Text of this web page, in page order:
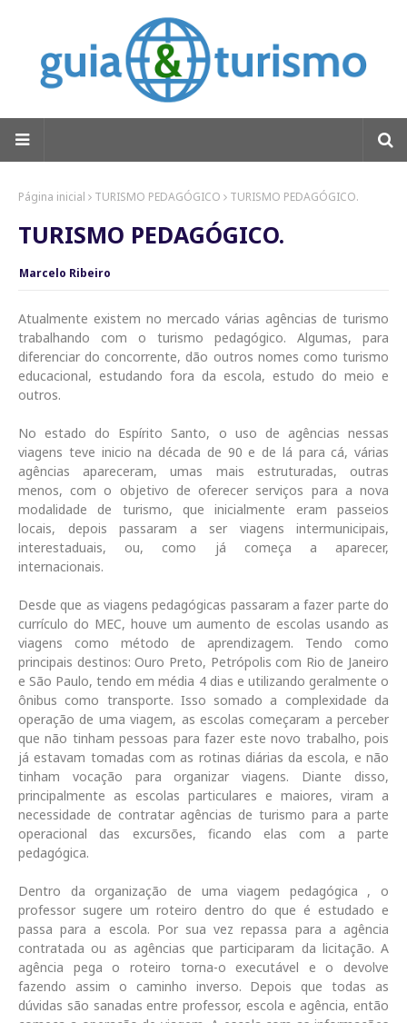
Página inicial TURISMO PEDAGÓGICO TURISMO PEDAGÓGICO.
TURISMO PEDAGÓGICO.
Marcelo Ribeiro
Atualmente existem no mercado várias agências de turismo
trabalhando com o turismo pedagógico. Algumas, para
diferenciar do concorrente, dão outros nomes como turismo
educacional, estudando fora da escola, estudo do meio e
outros.
No estado do Espírito Santo, o uso de agências nessas
viagens teve inicio na década de 90 e de lá para cá, várias
agências apareceram, umas mais estruturadas, outras
menos, com o objetivo de oferecer serviços para a nova
modalidade de turismo, que inicialmente eram passeios
locais, depois passaram a ser viagens intermunicipais,
interestaduais, ou, como já começa a aparecer,
internacionais.
Desde que as viagens pedagógicas passaram a fazer parte do
currículo do MEC, houve um aumento de escolas usando as
viagens como método de aprendizagem. Tendo como
principais destinos: Ouro Preto, Petrópolis com Rio de Janeiro
e São Paulo, tendo em média 4 dias e utilizando geralmente o
ônibus como transporte. Isso somado a complexidade da
operação de uma viagem, as escolas começaram a perceber
que não tinham pessoas para fazer este novo trabalho, pois
já estavam tomadas com as rotinas diárias da escola, e não
tinham vocação para organizar viagens. Diante disso,
principalmente as escolas particulares e maiores, viram a
necessidade de contratar agências de turismo para a parte
operacional das excursões, ficando elas com a parte
pedagógica.
Dentro da organização de uma viagem pedagógica , o
professor sugere um roteiro dentro do que é estudado e
passa para a escola. Por sua vez repassa para a agência
contratada ou as agências que participaram da licitação. A
agência pega o roteiro torna-o executável e o devolve
fazendo assim o caminho inverso. Depois que todas as
dúvidas são sanadas entre professor, escola e agência, então